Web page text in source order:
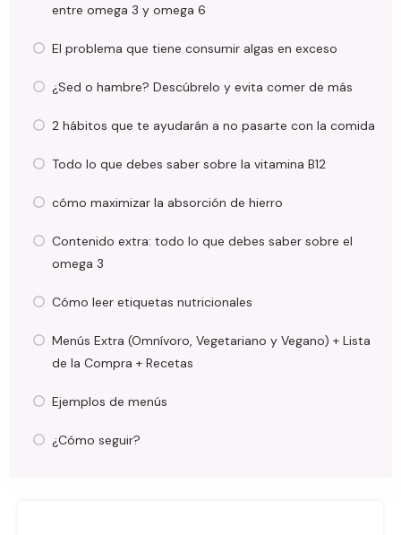
entre omega 3 y omega 6
El problema que tiene consumir algas en exceso
¿Sed o hambre? Descúbrelo y evita comer de más
2 hábitos que te ayudarán a no pasarte con la comida
Todo lo que debes saber sobre la vitamina B12
cómo maximizar la absorción de hierro
Contenido extra: todo lo que debes saber sobre el
omega 3
Cómo leer etiquetas nutricionales
Menús Extra (Omnívoro, Vegetariano y Vegano) + Lista
de la Compra + Recetas
Ejemplos de menús
¿Cómo seguir?